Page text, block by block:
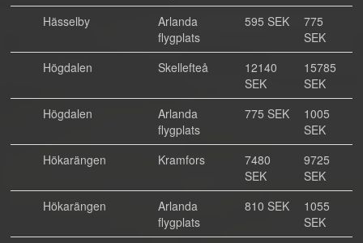
Hässelby
Arlanda
flygplats
595 SEK
775
SEK
Högdalen
Skellefteå
12140
SEK
15785
SEK
Högdalen
Arlanda
flygplats
775 SEK
1005
SEK
Hökarängen
Kramfors
7480
SEK
9725
SEK
Hökarängen
Arlanda
flygplats
810 SEK
1055
SEK